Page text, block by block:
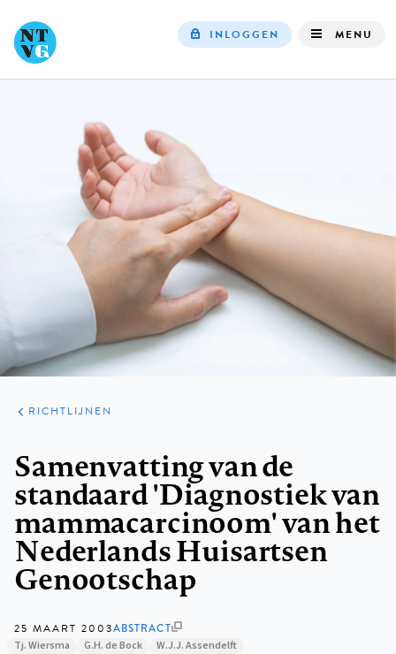
INLOGGEN MENU
ARTIKELEN
PRAKTIJK
RICHTLIJNEN
Samenvatting van de
standaard 'Diagnostiek van
mammacarcinoom' van het
Nederlands Huisartsen
Genootschap
25 MAART 2003ABSTRACT
Tj. Wiersma G.H. de Bock W.J.J. Assendelft